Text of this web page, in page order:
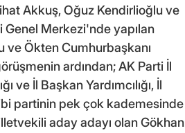
Akkuş, Oğuz Kendirlioğlu ve
Genel Merkezi'nde yapılan
ve Ökten Cumhurbaşkanı
ardından; AK Parti İl
ve İl Başkan Yardımcılığı, İl
partinin pek çok kademesinde
aday adayı olan Gökhan